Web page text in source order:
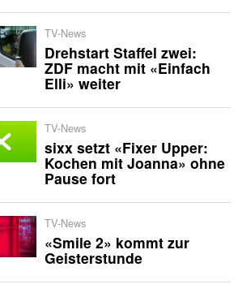
TV-News
Drehstart Staffel zwei:
ZDF macht mit «Einfach
Elli» weiter
TV-News
sixx setzt «Fixer Upper:
Kochen mit Joanna» ohne
Pause fort
TV-News
«Smile 2» kommt zur
Geisterstunde